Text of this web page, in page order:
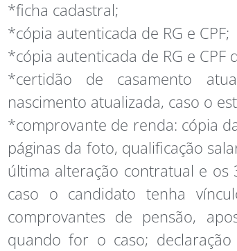
*ficha cadastral;
*cópia autenticada de RG e CPF;
*cópia autenticada de RG e CPF
*certidão de casamento
nascimento atualizada, caso o
*comprovante de renda: cópia
páginas da foto, qualificação
última alteração contratual e os
caso o candidato tenha
comprovantes de pensão,
quando for o caso;